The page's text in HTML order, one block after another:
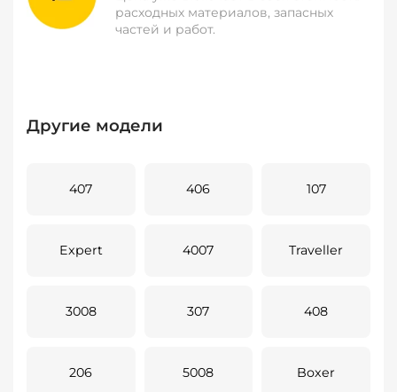
расходных материалов, запасных
частей и работ.
Другие модели
407 406 107
Expert 4007 Traveller
3008 307 408
206 5008 Boxer